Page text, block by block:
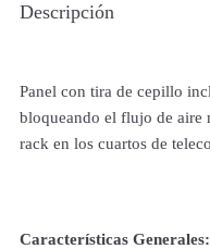
Descripción
Panel con tira de cepillo
bloqueando el flujo de aire
rack en los cuartos de
Características Generales: